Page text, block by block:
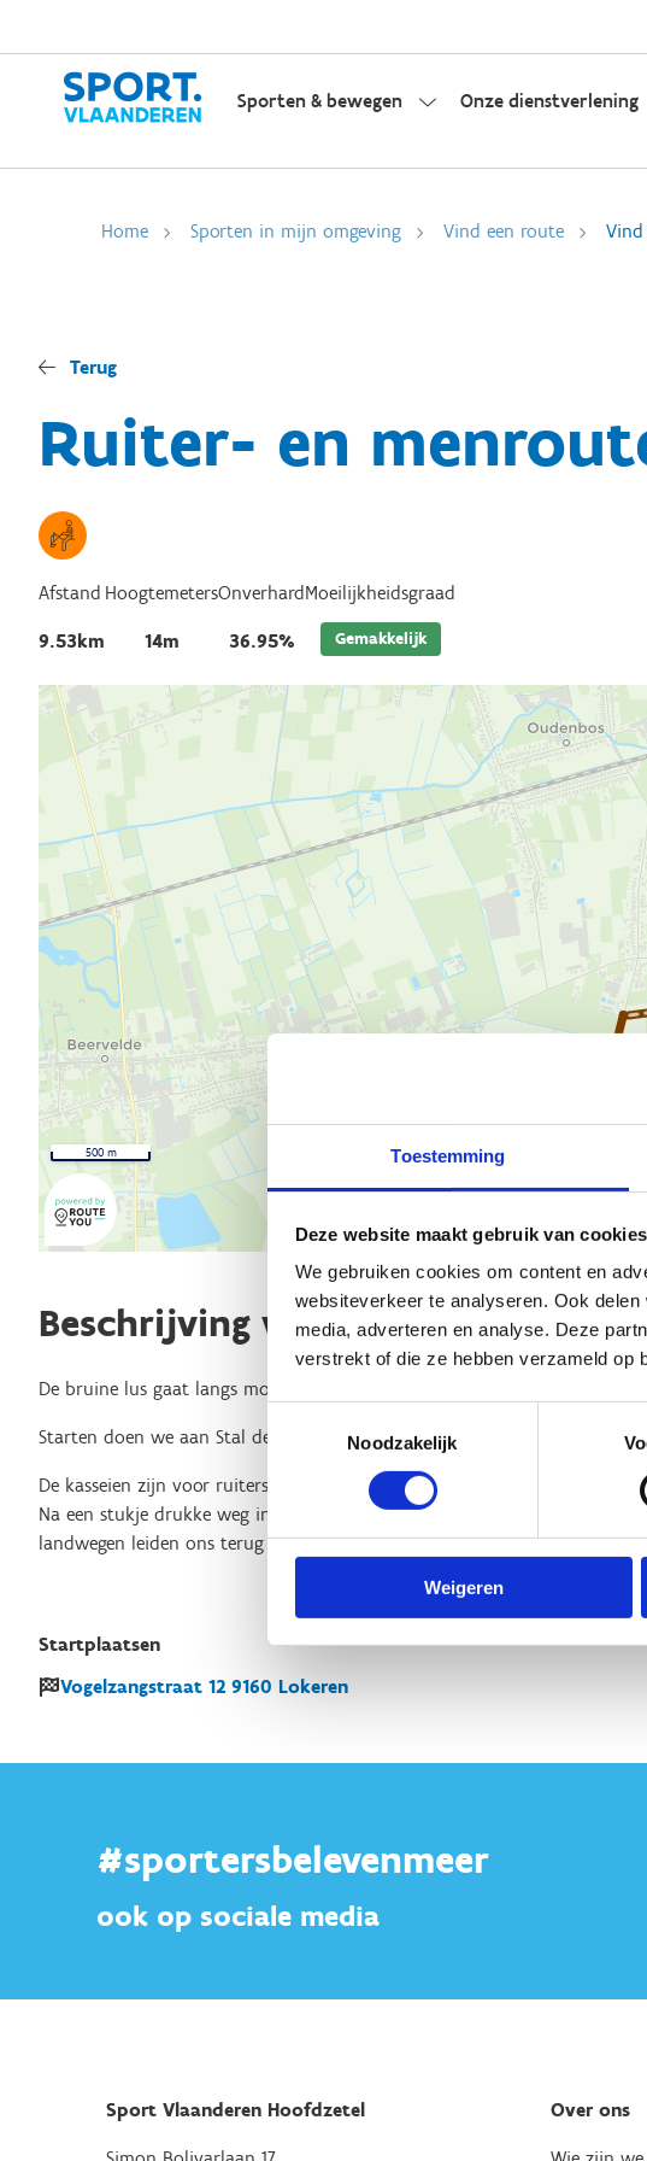
Toestemming
Deze website maakt gebruik van cookies
We gebruiken cookies om content en
websiteverkeer te analyseren. Ook
media, adverteren en analyse. Deze
verstrekt of die ze hebben verzameld op
Noodzakelijk
Weigeren
Sporten & bewegen Onze dienstverlening
Home Sporten in mijn omgeving Vind een route
Terug
Ruiter- en
Afstand
9.53km
Hoogtemeters
14m
Onverhard
36.95%
Moeilijkheidsgraad
Gemakkelijk
500 m
Beschrijving van de route
De bruine lus gaat langs mooie landelijke wegen in de wijk Heiende.
Starten doen we aan Stal de Vogelzang op de legendarische kasseien van
De kasseien zijn voor ruiters echter gemakkelijk te ontwijken door in de
Na een stukje drukke weg in de Beerveldestraat, trekken we terug de vrije
landwegen leiden ons terug naar Stal De Vogelzang.
Startplaatsen
Vogelzangstraat 12 9160 Lokeren
#sportersbelevenmeer
ook op sociale media
Sport Vlaanderen Hoofdzetel Over ons